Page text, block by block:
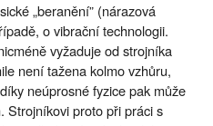
„beranění” (nárazová
o vibrační technologii.
vyžaduje od strojníka
není tažena kolmo vzhůru,
neúprosné fyzice pak může
Strojníkovi proto při práci s